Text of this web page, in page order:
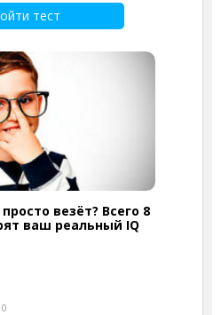
тест
везёт? Всего 8
ваш реальный IQ
0